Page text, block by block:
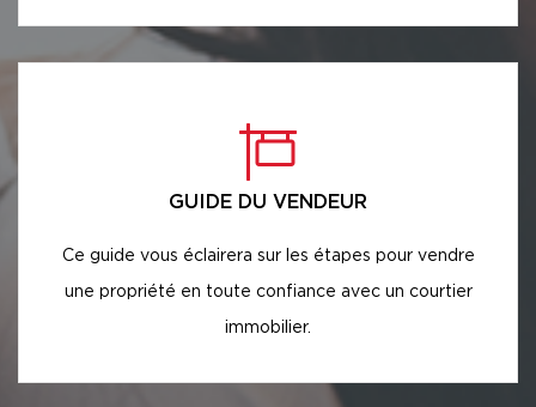
GUIDE DU VENDEUR
Ce guide vous éclairera sur les étapes pour vendre
une propriété en toute confiance avec un courtier
immobilier.